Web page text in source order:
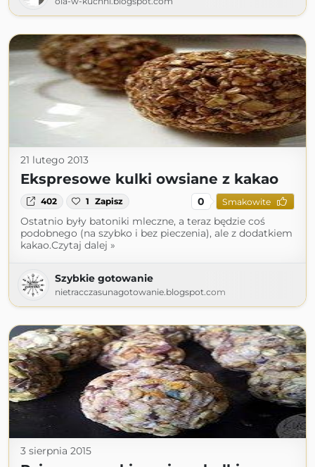
21 lutego 2013
Ekspresowe kulki owsiane z kakao
402 1 Zapisz 0 Smakowite
Ostatnio były batoniki mleczne, a teraz będzie coś
podobnego (na szybko i bez pieczenia), ale z dodatkiem
kakao.Czytaj dalej »
Szybkie gotowanie
nietracczasunagotowanie.blogspot.com
3 sierpnia 2015